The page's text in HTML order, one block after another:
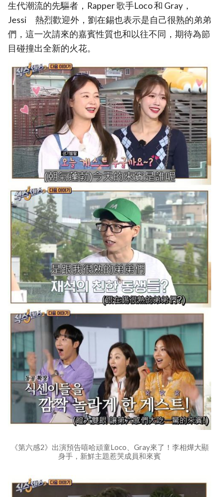
生代潮流的先驅者，Rapper 歌手Loco 和 Gray，
Jessi 熱烈歡迎外，劉在錫也表示是自己很熟的弟弟
們，這一次請來的嘉賓性質也和以往不同，期待為節
目碰撞出全新的火花。
《第六感2》出演預告嘻哈頑童Loco、Gray來了！李相燁大顯
身手，新鮮主題惹哭成員和來賓